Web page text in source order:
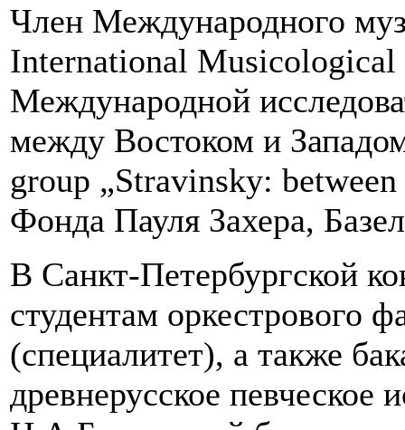
Член Международного
International Musicological
Международной
между Востоком и
group „Stravinsky:
Фонда Пауля Захера,
В Санкт-Петербургской
студентам оркестрового
(специалитет), а также
древнерусское певческое